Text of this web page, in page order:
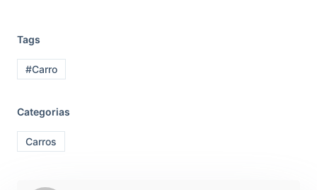
Tags
#Carro
Categorias
Carros